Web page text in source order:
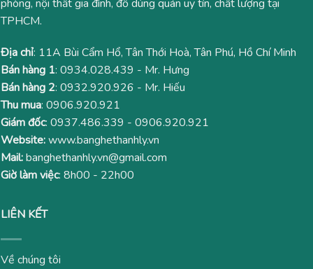
phòng, nội thất gia đình, đồ dùng quán uy tín, chất lượng tại
TPHCM.
Địa chỉ: 11A Bùi Cẩm Hổ, Tân Thới Hoà, Tân Phú, Hồ Chí Minh
Bán hàng 1: 0934.028.439 - Mr. Hưng
Bán hàng 2: 0932.920.926 - Mr. Hiếu
Thu mua: 0906.920.921
Giám đốc: 0937.486.339 - 0906.920.921
Website:www.banghethanhly.vn
Mail:banghethanhly.vn@gmail.com
Giờ làm việc: 8h00 - 22h00
LIÊN KẾT
Về chúng tôi